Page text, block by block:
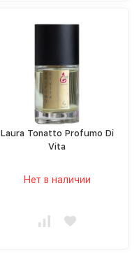
Laura Tonatto Profumo Di
Vita
Нет в наличии